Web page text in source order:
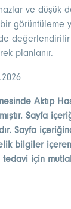
ve düşük
görüntüleme
planlanır.
Aktıp
Sayfa
Sayfa
bilgiler
tedavi için